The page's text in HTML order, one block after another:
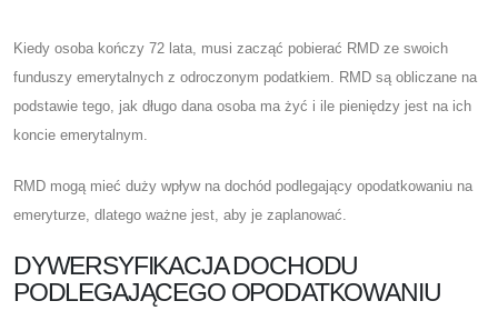
Kiedy osoba kończy 72 lata, musi zacząć pobierać RMD ze swoich
funduszy emerytalnych z odroczonym podatkiem. RMD są obliczane na
podstawie tego, jak długo dana osoba ma żyć i ile pieniędzy jest na ich
koncie emerytalnym.
RMD mogą mieć duży wpływ na dochód podlegający opodatkowaniu na
emeryturze, dlatego ważne jest, aby je zaplanować.
DYWERSYFIKACJA DOCHODU
PODLEGAJĄCEGO OPODATKOWANIU